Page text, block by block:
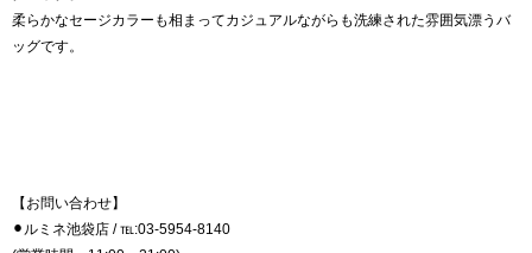
柔らかなセージカラーも相まってカジュアルながらも洗練された雰囲気漂うバ
ッグです。
【お問い合わせ】
⚫︎ルミネ池袋店 / ℡:03-5954-8140